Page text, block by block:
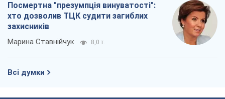
Посмертна "презумпція винуватості":
хто дозволив ТЦК судити загиблих
захисників
Марина Ставнійчук 8,0 т.
Всі думки